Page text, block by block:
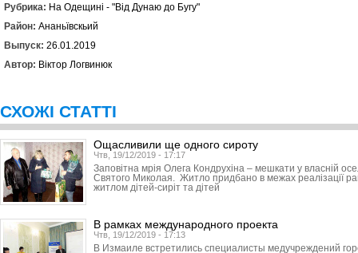
Рубрика: На Одещині - "Від Дунаю до Бугу"
Район: Ананьївскьий
Выпуск: 26.01.2019
Автор: Віктор Логвинюк
СХОЖІ СТАТТІ
Ощасливили ще одного сироту
Чтв, 19/12/2019 - 17:17
Заповітна мрія Олега Кондрухіна – мешкати у власній
Святого Миколая. Житло придбано в межах реалізації
житлом дітей-сиріт та дітей
В рамках международного проекта
Чтв, 19/12/2019 - 17:13
В Измаиле встретились специалисты медучреждений